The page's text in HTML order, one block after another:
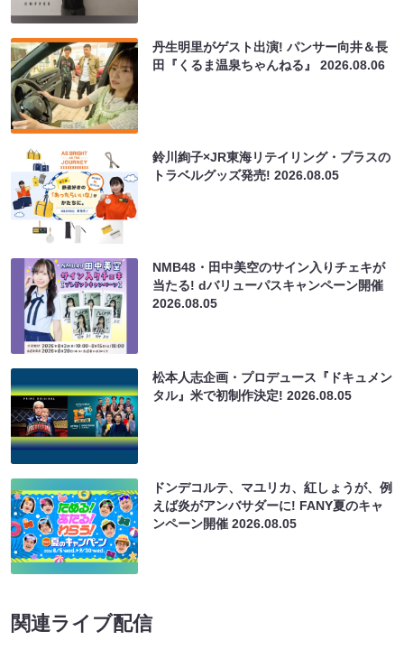
丹生明里がゲスト出演! パンサー向井＆長
田『くるま温泉ちゃんねる』2026.08.06
鈴川絢子×JR東海リテイリング・プラスの
トラベルグッズ発売!2026.08.05
NMB48・田中美空のサイン入りチェキが
当たる! dバリューパスキャンペーン開催
2026.08.05
松本人志企画・プロデュース『ドキュメン
タル』米で初制作決定!2026.08.05
ドンデコルテ、マユリカ、紅しょうが、例
えば炎がアンバサダーに! FANY夏のキャ
ンペーン開催2026.08.05
関連ライブ配信